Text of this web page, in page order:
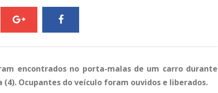
encontrados no porta-malas de um carro durante
Ocupantes do veículo foram ouvidos e liberados.